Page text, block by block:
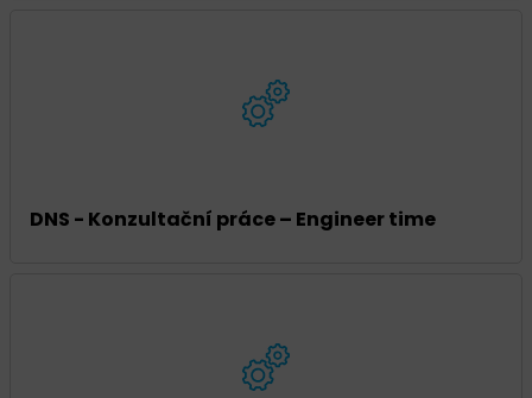
DNS - Konzultační práce – Engineer time